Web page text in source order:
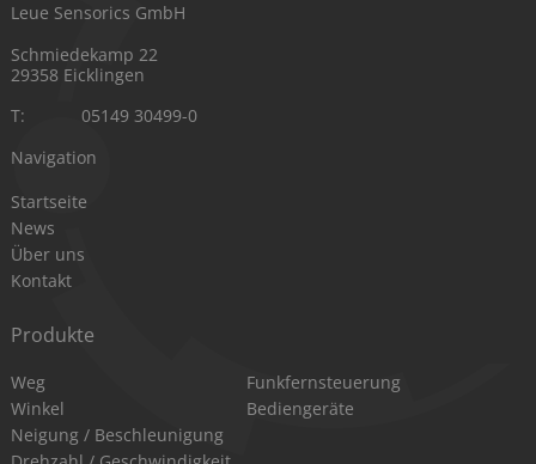
Leue Sensorics GmbH
Schmiedekamp 22
29358 Eicklingen
T:
05149 30499-0
Navigation
Navigation
überspringen
Startseite
News
Über uns
Kontakt
Produkte
Navigation
überspringen
Weg
Winkel
Neigung / Beschleunigung
Navigation
überspringen
Funkfernsteuerung
Bediengeräte